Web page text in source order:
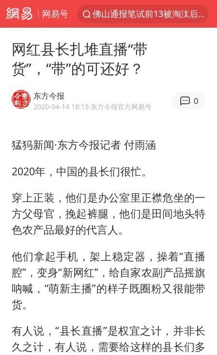
网易号
佛山通报笔试前13被淘汰后5名进体检
“立秋的第一杯奶茶”又爆单了
宇树科技中一签需缴款7.54万元
“新疆阿勒泰八月能滑雪”不实
向鹏0-3不敌张本智和
今日立秋你咬秋了吗
公司“上四休三”但要降薪1000元
东方之约 相约未来
网红县长扎堆直播“带
货”，“带”的可还好？
东方今报
2020-04-14 18:15·东方今报官方网易号
0
猛犸新闻·东方今报记者 付雨涵
2020年，中国的县长们很忙。
穿上正装，他们是办公室里正襟危坐的一
方父母官，挽起裤腿，他们是田间地头特
色农产品最好的代言人。
他们拿起手机，架上稳定器，操着“直播
腔”，变身“新网红”，给自家农副产品摇旗
呐喊，“萌新主播”的样子既圈粉又很能带
货。
有人说，“县长直播”是权宜之计，并非长
久之计，有人说，需要给这样的县长们多